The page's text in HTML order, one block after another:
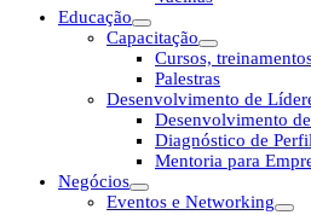
Educação
Capacitação
Cursos,
Palestras
Desenvolvimento de
Desenvolvimento
Diagnóstico de
Mentoria para
Negócios
Eventos e Networking